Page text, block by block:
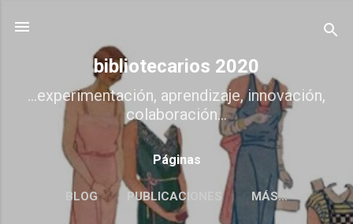
bibliotecarios 2020
...experimentación, aprendizaje, innovación,
colaboración...
Páginas
BLOG PUBLICACIONES MÁS…